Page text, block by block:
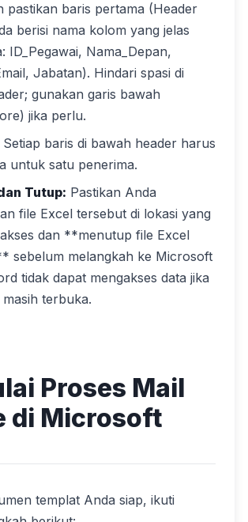
pastikan baris pertama (Header
berisi nama kolom yang jelas
ID_Pegawai, Nama_Depan,
Jabatan). Hindari spasi di
gunakan garis bawah
jika perlu.
Setiap baris di bawah header harus
untuk satu penerima.
Tutup: Pastikan Anda
file Excel tersebut di lokasi yang
dan **menutup file Excel
sebelum melangkah ke Microsoft
tidak dapat mengakses data jika
terbuka.
Proses Mail
di Microsoft
templat Anda siap, ikuti